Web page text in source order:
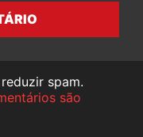
spam.
são